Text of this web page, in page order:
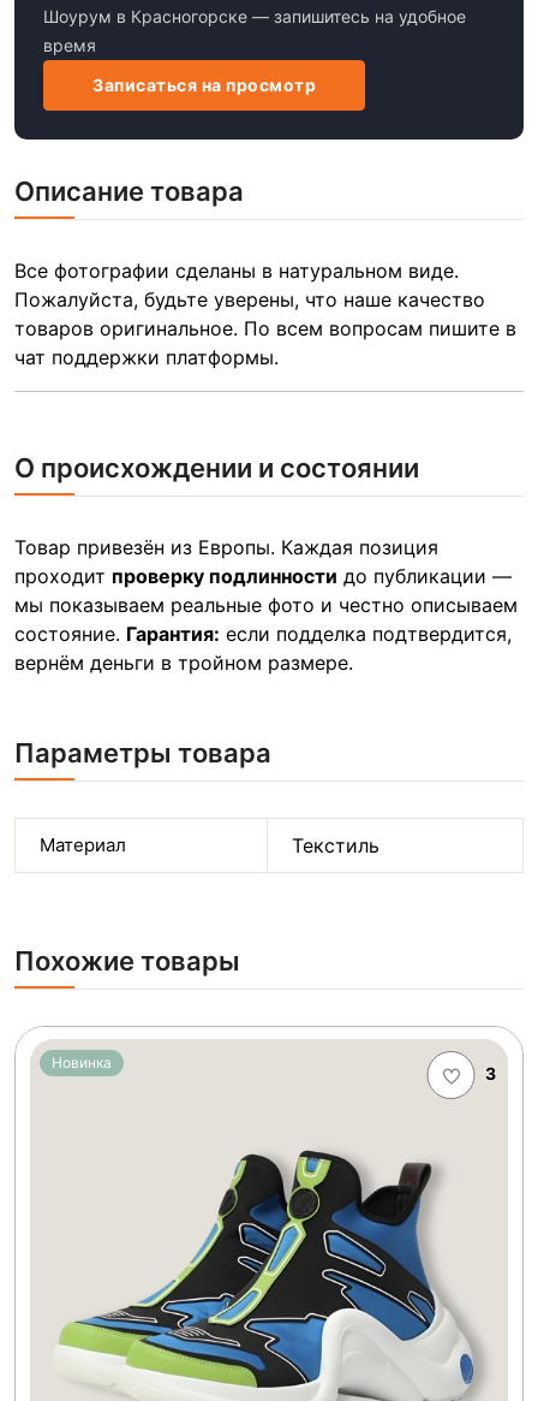
Шоурум в Красногорске — запишитесь на удобное
время
Записаться на просмотр
Описание товара
Все фотографии сделаны в натуральном виде.
Пожалуйста, будьте уверены, что наше качество
товаров оригинальное. По всем вопросам пишите в
чат поддержки платформы.
О происхождении и состоянии
Товар привезён из Европы. Каждая позиция
проходит проверку подлинности до публикации —
мы показываем реальные фото и честно описываем
состояние. Гарантия: если подделка подтвердится,
вернём деньги в тройном размере.
Параметры товара
Материал Текстиль
Похожие товары
3
Новинка